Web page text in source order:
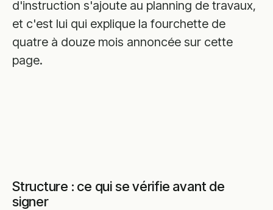
d'instruction s'ajoute au planning de travaux,
et c'est lui qui explique la fourchette de
quatre à douze mois annoncée sur cette
page.
Structure : ce qui se vérifie avant de
signer